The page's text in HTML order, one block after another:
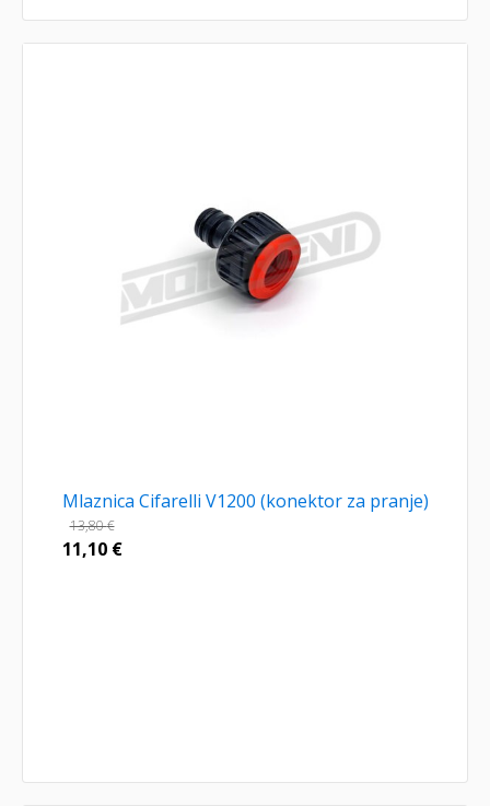
Mlaznica Cifarelli V1200 (konektor za pranje)
13,80€
11,10 €